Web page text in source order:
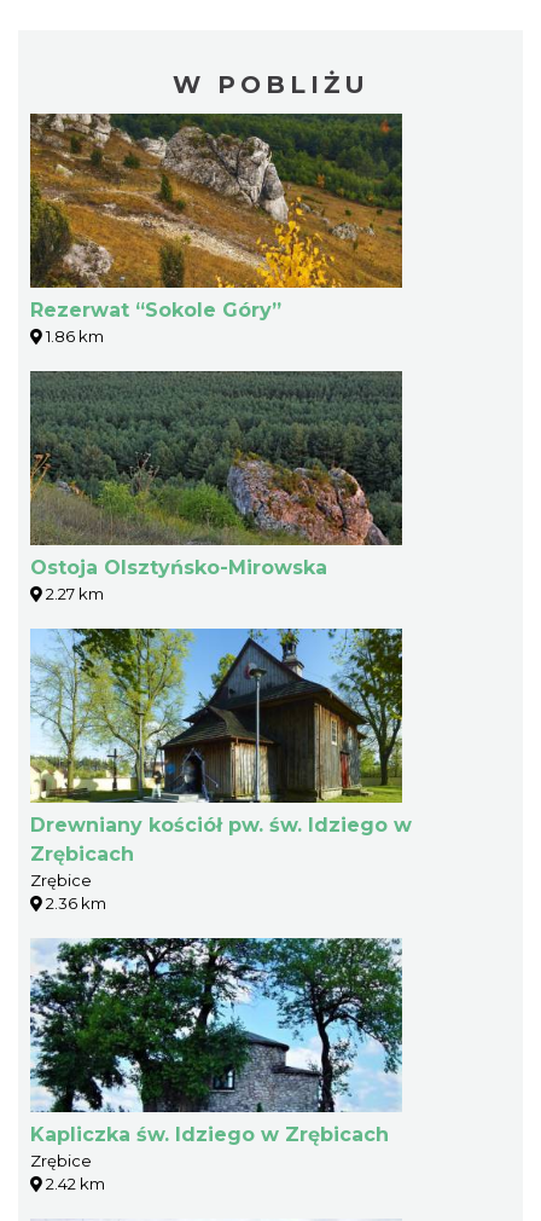
W POBLIŻU
Rezerwat “Sokole Góry”
1.86 km
Ostoja Olsztyńsko-Mirowska
2.27 km
Drewniany kościół pw. św. Idziego w
Zrębicach
Zrębice
2.36 km
Kapliczka św. Idziego w Zrębicach
Zrębice
2.42 km